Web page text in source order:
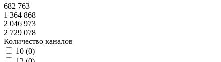
682 763
1 364 868
2 046 973
2 729 078
Количество каналов
10 (0)